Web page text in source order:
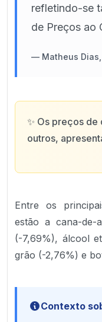
refletindo-se
de Preços ao
— Matheus
✨ Os preços de
outros,
Entre os
estão a cana-
(-7,69%), álcool
grão (-2,76%) e
Contexto